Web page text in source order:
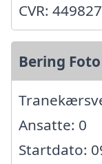
CVR:
Bering
Ansatte: 0
Startdato: